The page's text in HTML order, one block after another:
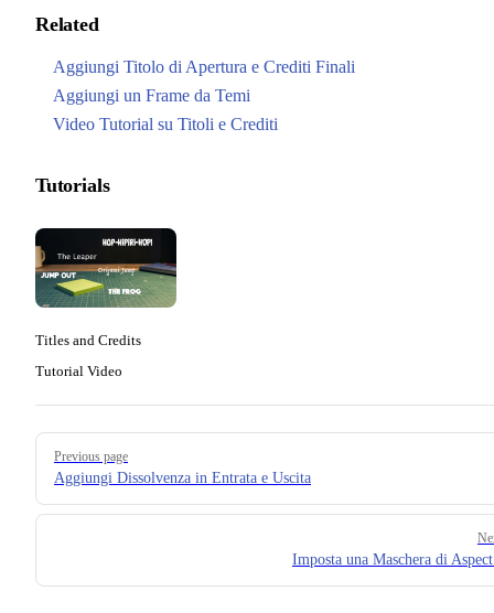
Related
Aggiungi Titolo di Apertura e Crediti Finali
Aggiungi un Frame da Temi
Video Tutorial su Titoli e Crediti
Tutorials
Titles and Credits
Tutorial Video
Pager
Previous page
Aggiungi Dissolvenza in Entrata e Uscita
Imposta una Maschera di